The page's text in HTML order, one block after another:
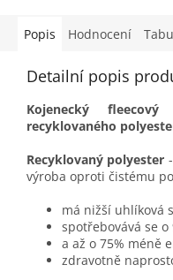
Popis Hodnocení
Detailní popis
Kojenecký
recyklovaného
Recyklovaný polyester
výroba oproti čistému
má nižší uhlíková
spotřebovává se o
a až o 75% méně
zdravotně